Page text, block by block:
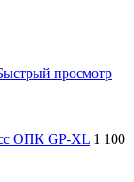
просмотр
ОПК GP-XL 1 100